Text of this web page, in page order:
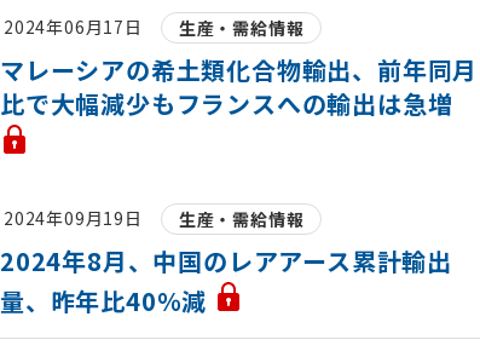
2024年06月17日 生産・需給情報
マレーシアの希土類化合物輸出、前年同月
比で大幅減少もフランスへの輸出は急増
2024年09月19日 生産・需給情報
2024年8月、中国のレアアース累計輸出
量、昨年比40％減